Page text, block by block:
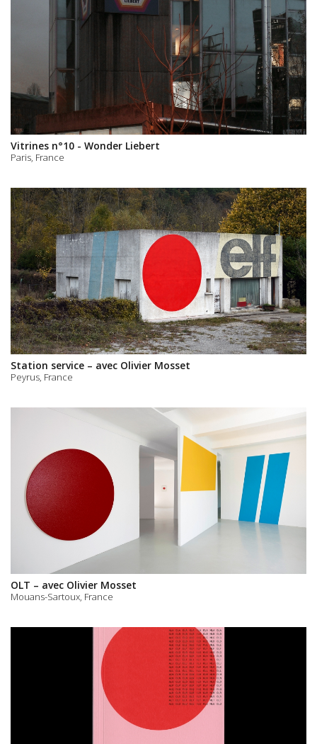
Vitrines n°10 - Wonder Liebert
Paris, France
Station service – avec Olivier Mosset
Peyrus, France
OLT – avec Olivier Mosset
Mouans-Sartoux, France